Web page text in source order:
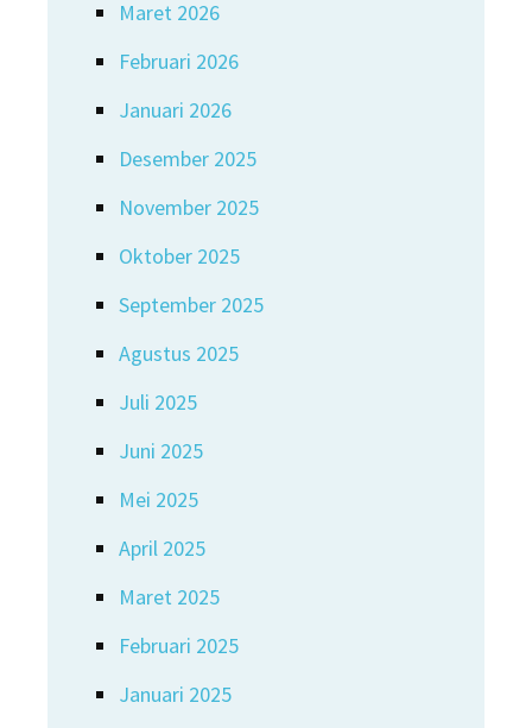
Maret 2026
Februari 2026
Januari 2026
Desember 2025
November 2025
Oktober 2025
September 2025
Agustus 2025
Juli 2025
Juni 2025
Mei 2025
April 2025
Maret 2025
Februari 2025
Januari 2025